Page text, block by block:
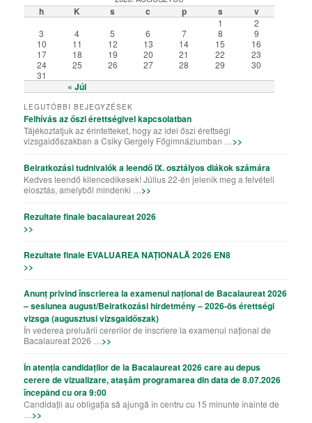
h K s c p s v
« Júl
1
2
3
4 5 6 7 8
9
10
11 12 13 14 15
16
17
18 19 20 21 22
23
24
25 26 27 28 29
30
31
LEGUTÓBBI BEJEGYZÉSEK
Felhívás az őszi érettségivel kapcsolatban
Tájékoztatjuk az érintetteket, hogy az idei őszi érettségi
vizsgaidőszakban a Csiky Gergely Főgimnáziumban … >>
Beiratkozási tudnivalók a leendő IX. osztályos diákok számára
Kedves leendő kilencedikesek! Július 22-én jelenik meg a felvételi
elosztás, amelyből mindenki … >>
Rezultate finale bacalaureat 2026
>>
Rezultate finale EVALUAREA NAȚIONALĂ 2026 EN8
>>
Anunț privind înscrierea la examenul național de Bacalaureat 2026
– sesiunea august/Beiratkozási hirdetmény – 2026-ös érettségi
vizsga (augusztusi vizsgaidőszak)
În vederea preluării cererilor de înscriere la examenul național de
Bacalaureat 2026 … >>
În atenția candidaților de la Bacalaureat 2026 care au depus
cerere de vizualizare, atașăm programarea din data de 8.07.2026
începând cu ora 9:00
Candidații au obligația să ajungă în centru cu 15 minunte înainte de
>>